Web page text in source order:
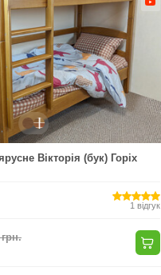
Вікторія (бук) Горіх
1 відгук